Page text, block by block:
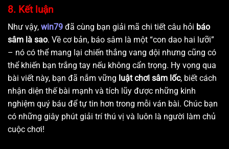
8. Kết luận
Như vậy, win79 đã cùng bạn giải mã chi tiết câu hỏi báo
sâm là sao. Về cơ bản, báo sâm là một “con dao hai lưỡi”
– nó có thể mang lại chiến thắng vang dội nhưng cũng có
thể khiến bạn trắng tay nếu không cẩn trọng. Hy vọng qua
bài viết này, bạn đã nắm vững luật chơi sâm lốc, biết cách
nhận diện thế bài mạnh và tích lũy được những kinh
nghiệm quý báu để tự tin hơn trong mỗi ván bài. Chúc bạn
có những giây phút giải trí thú vị và luôn là người làm chủ
cuộc chơi!